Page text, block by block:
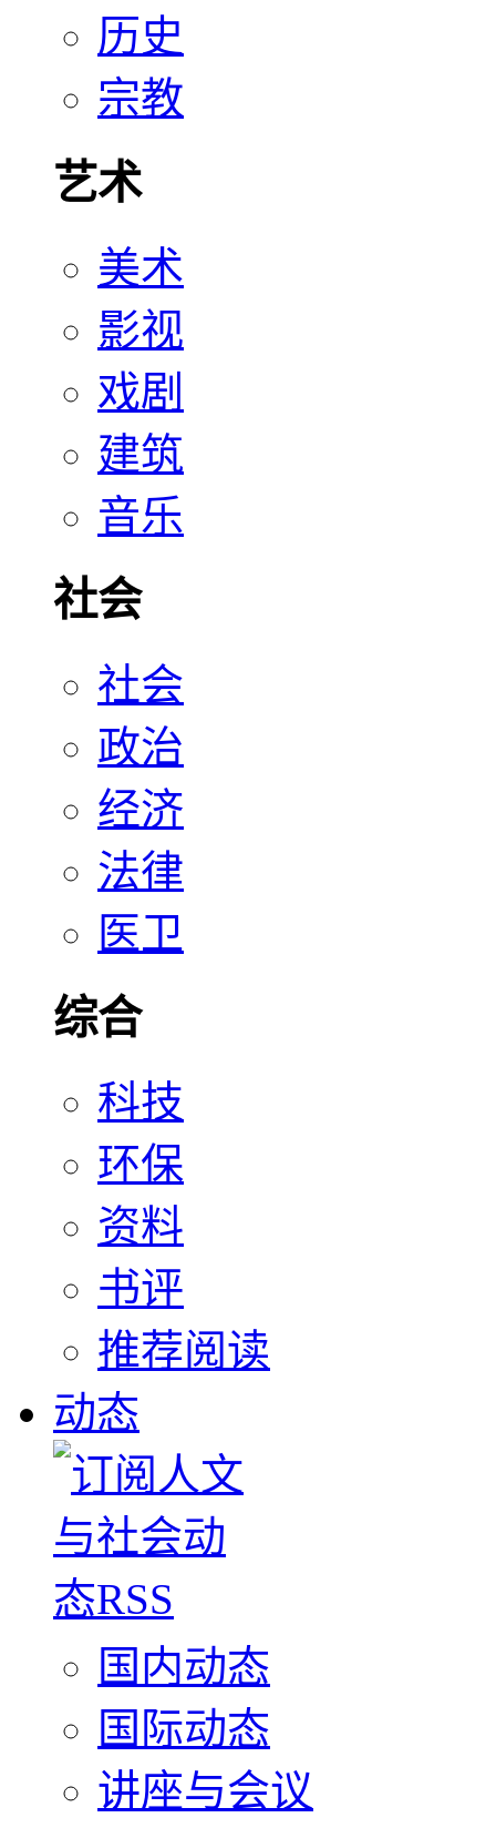
历史
宗教
艺术
美术
影视
戏剧
建筑
音乐
社会
社会
政治
经济
法律
医卫
综合
科技
环保
资料
书评
推荐阅读
动态
国内动态
国际动态
讲座与会议